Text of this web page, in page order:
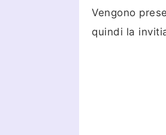
Vengono
quindi la